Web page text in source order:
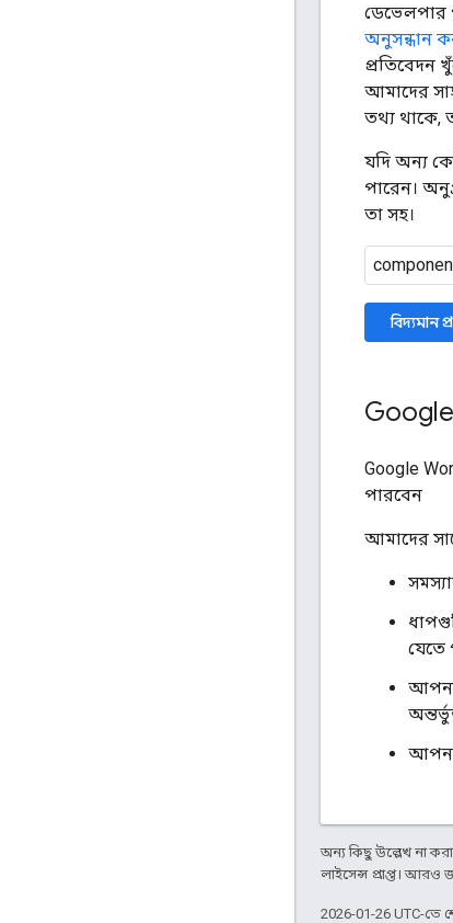
ডেভেলপার
অনুসন্ধান
প্রতিবেদন
আমাদের
তথ্য থাকে,
যদি অন্য
পারেন।
তা সহ।
বিদ্যমান
Google
পারবেন
আমাদের
যেতে
অন্য কিছু উল্লেখ না
লাইসেন্স প্রাপ্ত। আরও
2026-01-26 UTC-তে